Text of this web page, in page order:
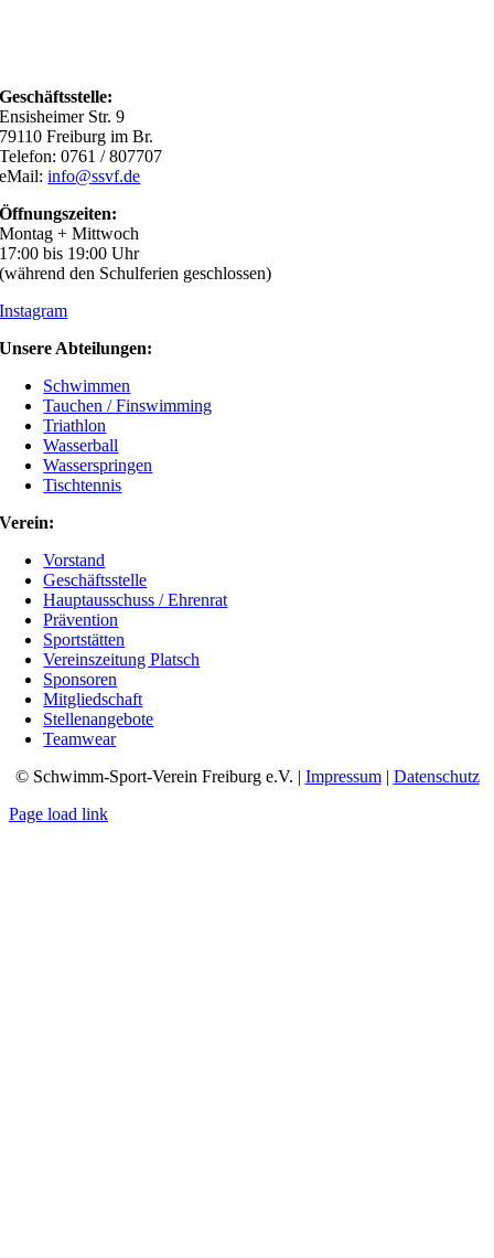
Geschäftsstelle:
Ensisheimer Str. 9
79110 Freiburg im Br.
Telefon: 0761 / 807707
eMail:info@ssvf.de
Öffnungszeiten:
Montag + Mittwoch
17:00 bis 19:00 Uhr
(während den Schulferien geschlossen)
Instagram
Unsere Abteilungen:
Schwimmen
Tauchen / Finswimming
Triathlon
Wasserball
Wasserspringen
Tischtennis
Verein:
Vorstand
Geschäftsstelle
Hauptausschuss / Ehrenrat
Prävention
Sportstätten
Vereinszeitung Platsch
Sponsoren
Mitgliedschaft
Stellenangebote
Teamwear
© Schwimm-Sport-Verein Freiburg e.V. | Impressum| Datenschutz
Page load link